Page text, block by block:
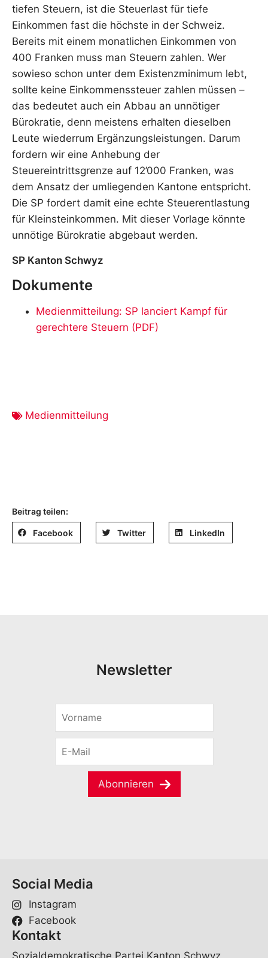
tiefen Steuern, ist die Steuerlast für tiefe
Einkommen fast die höchste in der Schweiz.
Bereits mit einem monatlichen Einkommen von
400 Franken muss man Steuern zahlen. Wer
sowieso schon unter dem Existenzminimum lebt,
sollte keine Einkommenssteuer zahlen müssen –
das bedeutet auch ein Abbau an unnötiger
Bürokratie, denn meistens erhalten dieselben
Leute wiederrum Ergänzungsleistungen. Darum
fordern wir eine Anhebung der
Steuereintrittsgrenze auf 12’000 Franken, was
dem Ansatz der umliegenden Kantone entspricht.
Die SP fordert damit eine echte Steuerentlastung
für Kleinsteinkommen. Mit dieser Vorlage könnte
unnötige Bürokratie abgebaut werden.
SP Kanton Schwyz
Dokumente
Medienmitteilung: SP lanciert Kampf für
gerechtere Steuern (PDF)
Medienmitteilung
Beitrag teilen:
Facebook Twitter LinkedIn
Newsletter
r
M
Abonnieren
Social Media
Instagram
Facebook
Kontakt